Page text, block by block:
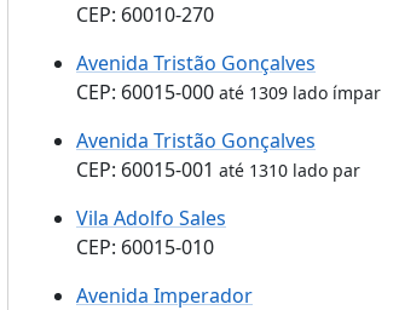
CEP: 60010-270
Avenida Tristão Gonçalves
CEP: 60015-000 até 1309 lado ímpar
Avenida Tristão Gonçalves
CEP: 60015-001 até 1310 lado par
Vila Adolfo Sales
CEP: 60015-010
Avenida Imperador